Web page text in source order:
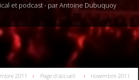
et podcast - par Antoine Dubuquoy
2011 Page d'accueil novembre 2011